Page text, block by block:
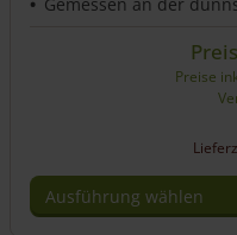
Gemessen an der
Preise
Ausführung wählen